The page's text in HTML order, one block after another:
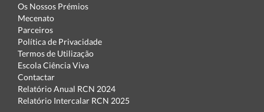
Os Nossos Prémios
Mecenato
Parceiros
Política de Privacidade
Termos de Utilização
Escola Ciência Viva
Contactar
Relatório Anual RCN 2024
Relatório Intercalar RCN 2025